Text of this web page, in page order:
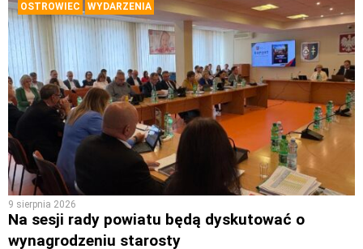
OSTROWIEC WYDARZENIA
9 sierpnia 2026
Na sesji rady powiatu będą dyskutować o
wynagrodzeniu starosty